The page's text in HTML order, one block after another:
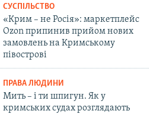
СУСПІЛЬСТВО
«Крим – не Росія»: маркетплейс
Ozon припинив прийом нових
замовлень на Кримському
півострові
ПРАВА ЛЮДИНИ
Мить – і ти шпигун. Як у
кримських судах розглядають